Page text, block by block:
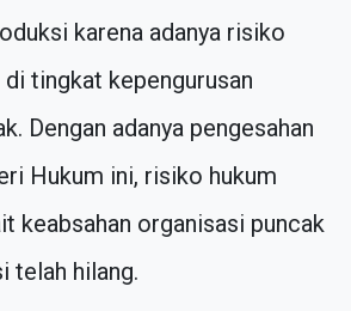
karena adanya risiko
tingkat kepengurusan
Dengan adanya pengesahan
Hukum ini, risiko hukum
keabsahan organisasi puncak
telah hilang.